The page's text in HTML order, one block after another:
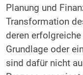
Planung und
Transformation
deren
Grundlage oder
sind dafür nicht